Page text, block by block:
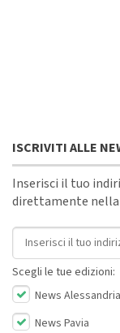
ISCRIVITI ALLE
Inserisci il tuo
direttamente
Indirizzo email
Scegli le tue edizioni:
News Alessandria
News Pavia